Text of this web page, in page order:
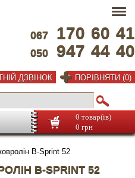
067 170 60 41
050 947 44 40
ДЗВІНОК ПОРІВНЯТИ (0)
0 товар(ів)
0 грн
B-Sprint 52
B-SPRINT 52